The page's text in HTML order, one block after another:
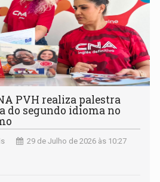
PVH realiza palestra
do segundo idioma no
29 de Julho de 2026 às 10:27